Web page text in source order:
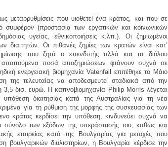
μεταρρυθμίσεις που υιοθετεί ένα κράτος, και που σε
συμφέρον (προστασία των εργατικών και κοινωνικών
υγείας, εθνικοποιήσεις κ.λπ.). Οι ζημιωμένοι
διαιτητών. Οι πιθανές ζημίες των κρατών είναι κατ’
που ζητά ο επενδυτής αλλά και τα διόλου
απαιτούμενα ποσά αποζημιώσεων φτάνουν συχνά σε
ενεργειακή βιομηχανία Vatenfall επιτέθηκε το Μάιο
της τελευταίας να αποδεσμευτεί σταδιακά από την
3,5 δισ. ευρώ. Η καπνοβιομηχανία Philip Morris λέγεται
διαιτησίας κατά της Αυστραλίας για τη νέα
για τη ρύθμιση της μορφής της συσκευασίας των
κράτος κερδίσει την υπόθεση, κινδυνεύει συχνά να
σύνολο των εξόδων της υπεράσπισής του, καθώς και
εταιρείας κατά της Βουλγαρίας για μετοχές που
βουλγαρικών διυλιστηρίων, η Βουλγαρία κέρδισε την